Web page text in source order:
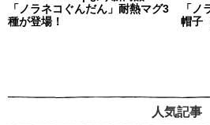
「ノラネコぐんだん」耐熱マグ3
種が登場！
「
帽子
人気記事